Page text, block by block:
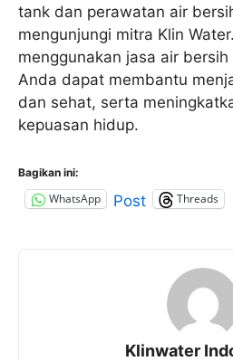
tank dan perawatan air
mengunjungi mitra Klin
menggunakan jasa air
Anda dapat membantu
dan sehat, serta
kepuasan hidup.
Bagikan ini:
WhatsApp Post Threads
Klinwater